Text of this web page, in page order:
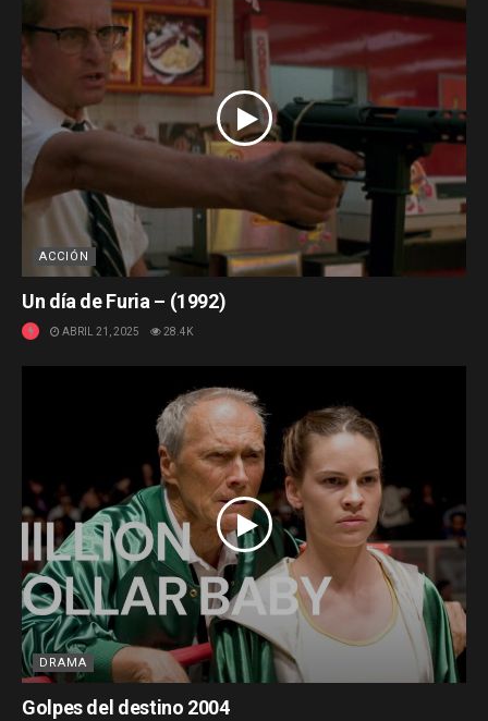
ACCIÓN
Un día de Furia – (1992)
ABRIL 21, 2025 28.4K
DRAMA
Golpes del destino 2004